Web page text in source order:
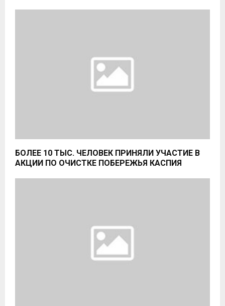
БОЛЕЕ 10 ТЫС. ЧЕЛОВЕК ПРИНЯЛИ УЧАСТИЕ В
АКЦИИ ПО ОЧИСТКЕ ПОБЕРЕЖЬЯ КАСПИЯ